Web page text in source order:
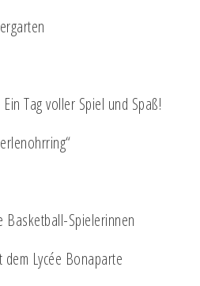
Tag voller Spiel und Spaß!
Basketball-Spielerinnen
Lycée Bonaparte